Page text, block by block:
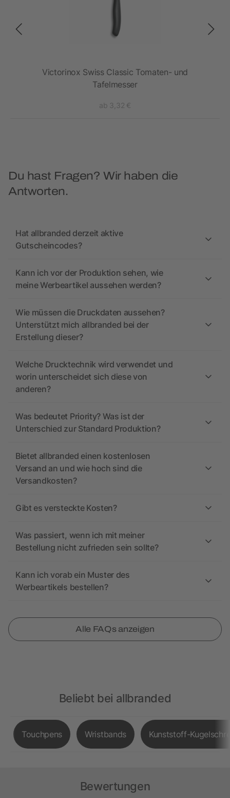
Victorinox Swiss Classic Tomaten- und
Tafelmesser
ab 3,32 €
Du hast Fragen? Wir haben die
Antworten.
Hat allbranded derzeit aktive
Gutscheincodes?
Kann ich vor der Produktion sehen, wie
meine Werbeartikel aussehen werden?
Wie müssen die Druckdaten aussehen?
Unterstützt mich allbranded bei der
Erstellung dieser?
Welche Drucktechnik wird verwendet und
worin unterscheidet sich diese von
anderen?
Was bedeutet Priority? Was ist der
Unterschied zur Standard Produktion?
Bietet allbranded einen kostenlosen
Versand an und wie hoch sind die
Versandkosten?
Gibt es versteckte Kosten?
Was passiert, wenn ich mit meiner
Bestellung nicht zufrieden sein sollte?
Kann ich vorab ein Muster des
Werbeartikels bestellen?
Alle FAQs anzeigen
Beliebt bei allbranded
Touchpens Wristbands Kunststoff-
Bewertungen